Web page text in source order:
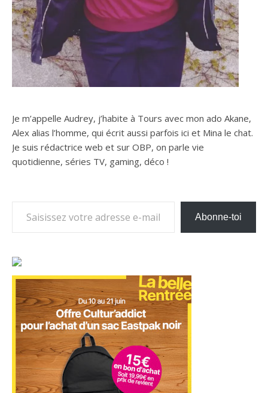
Je m’appelle Audrey, j’habite à Tours avec mon ado Akane,
Alex alias l’homme, qui écrit aussi parfois ici et Mina le chat.
Je suis rédactrice web et sur OBP, on parle vie
quotidienne, séries TV, gaming, déco !
Abonne-toi